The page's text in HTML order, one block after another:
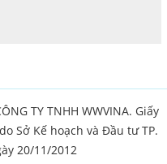
TY TNHH WWVINA. Giấy
Sở Kế hoạch và Đầu tư TP.
20/11/2012